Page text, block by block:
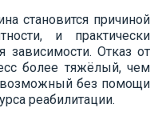
становится причиной
и практически
зависимости. Отказ от
более тяжёлый, чем
без помощи
реабилитации.